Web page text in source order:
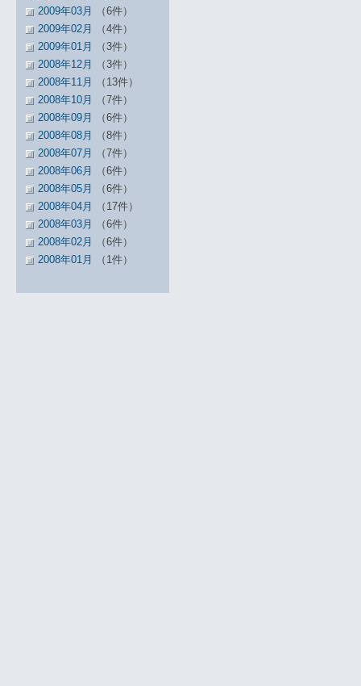
2009年03月
（6件）
2009年02月
（4件）
2009年01月
（3件）
2008年12月
（3件）
2008年11月
（13件）
2008年10月
（7件）
2008年09月
（6件）
2008年08月
（8件）
2008年07月
（7件）
2008年06月
（6件）
2008年05月
（6件）
2008年04月
（17件）
2008年03月
（6件）
2008年02月
（6件）
2008年01月
（1件）